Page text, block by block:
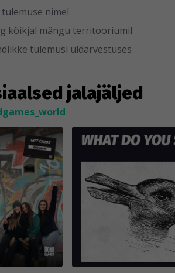
nimel
kõikjal mängu territooriumil
tulemusi üldarvestuses
jalajäljed